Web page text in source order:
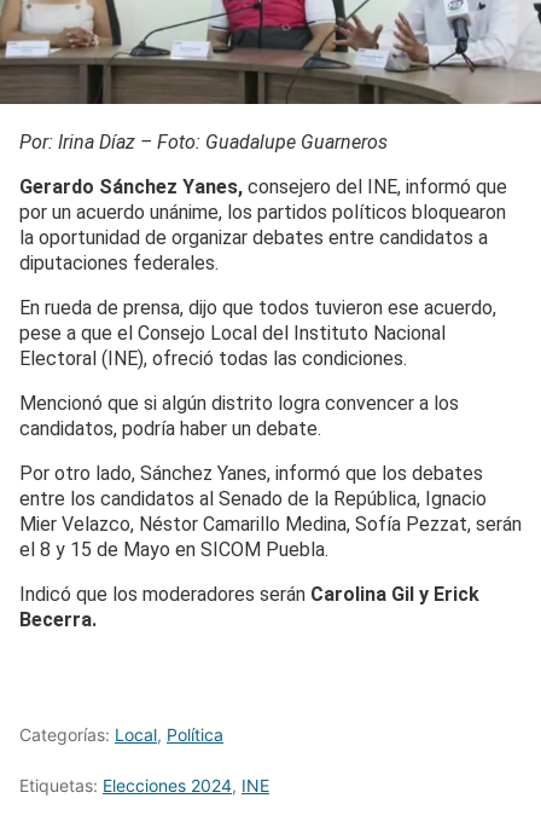
Por: Irina Díaz – Foto: Guadalupe Guarneros
Gerardo Sánchez Yanes, consejero del INE, informó que
por un acuerdo unánime, los partidos políticos bloquearon
la oportunidad de organizar debates entre candidatos a
diputaciones federales.
En rueda de prensa, dijo que todos tuvieron ese acuerdo,
pese a que el Consejo Local del Instituto Nacional
Electoral (INE), ofreció todas las condiciones.
Mencionó que si algún distrito logra convencer a los
candidatos, podría haber un debate.
Por otro lado, Sánchez Yanes, informó que los debates
entre los candidatos al Senado de la República, Ignacio
Mier Velazco, Néstor Camarillo Medina, Sofía Pezzat, serán
el 8 y 15 de Mayo en SICOM Puebla.
Indicó que los moderadores serán Carolina Gil y Erick
Becerra.
Categorías: Local, Política
Etiquetas: Elecciones 2024, INE